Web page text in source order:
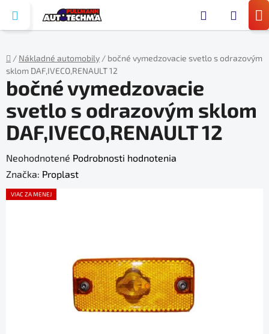
obsah
Domov
/ Nákladné automobily / bočné vymedzovacie svetlo s odrazovým
sklom DAF,IVECO,RENAULT 12
bočné vymedzovacie
svetlo s odrazovým sklom
DAF,IVECO,RENAULT 12
Priemerné
hodnotenie
produktu
Neohodnotené Podrobnosti hodnotenia
Značka: Proplast
VIAC ZA MENEJ